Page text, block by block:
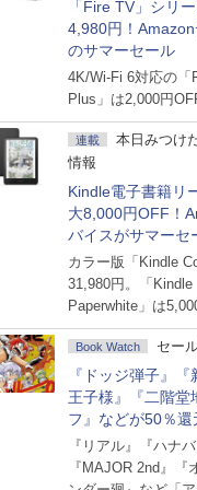
「Fire TV」シリ
4,980円！Amazon
のサマーセール
4K/Wi-Fi 6対応の「
Plus」は2,000円
連載
本日みつけ
情報
Kindle電子書籍リ
大8,000円OFF！
バイスがサマーセ
カラー版「Kindle
31,980円。「Kindle
Paperwhite」は
Book Watch セー
『ドッジ弾子』
王子様』『二階堂
フ』などが50％還
Amazonマンガ週
『リアル』『ハナバ
『MAJOR 2nd』『